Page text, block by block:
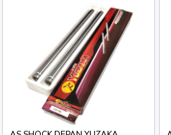
FAN/VAN/V-BELT KGW SPIN 125
Rp. 50.500 / PCS
>= 3 @ Rp. 49.300
>= 6 @ Rp. 48.000
Stok Tersedia